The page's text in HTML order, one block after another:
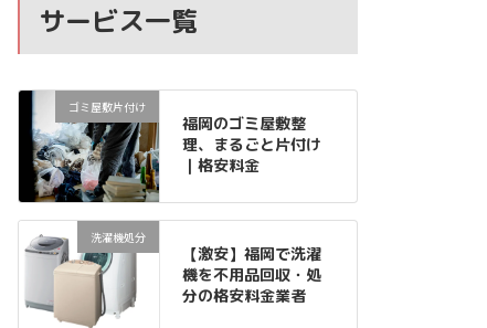
サービス一覧
ゴミ屋敷片付け
福岡のゴミ屋敷整
理、まるごと片付け
｜格安料金
洗濯機処分
【激安】福岡で洗濯
機を不用品回収・処
分の格安料金業者